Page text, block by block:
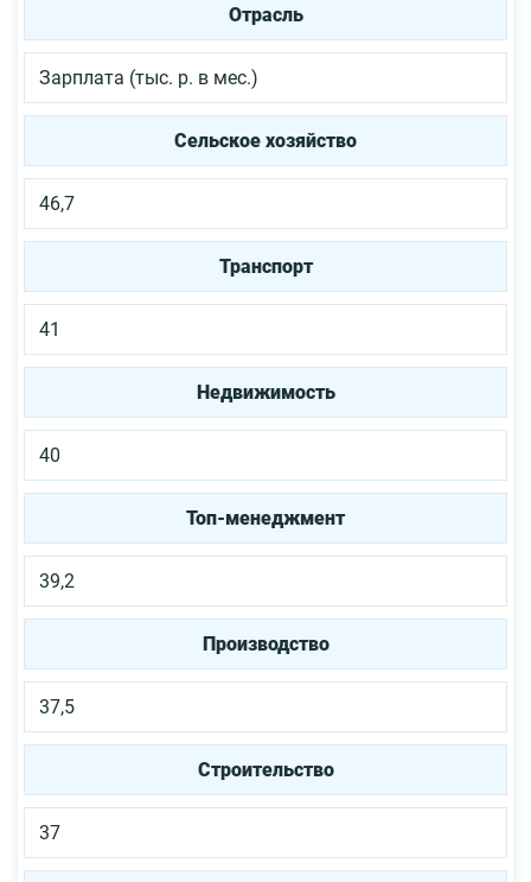
Отрасль
Зарплата (тыс. р. в мес.)
Сельское хозяйство
46,7
Транспорт
41
Недвижимость
40
Топ-менеджмент
39,2
Производство
37,5
Строительство
37